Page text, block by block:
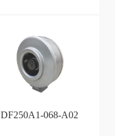
DF250A1-068-A02